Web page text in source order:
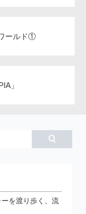
ールド①
」
を渡り歩く、流